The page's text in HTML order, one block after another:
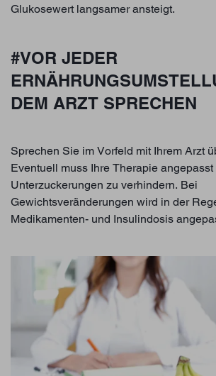
Glukosewert langsamer ansteigt.
#VOR JEDER
DEM ARZT SPRECHEN
Sprechen Sie im Vorfeld mit Ihrem Arzt
Eventuell muss Ihre Therapie
Unterzuckerungen zu verhindern. Bei
Gewichtsveränderungen wird in der
Medikamenten- und Insulindosis